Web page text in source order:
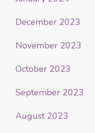
December 2023
November 2023
October 2023
September 2023
August 2023